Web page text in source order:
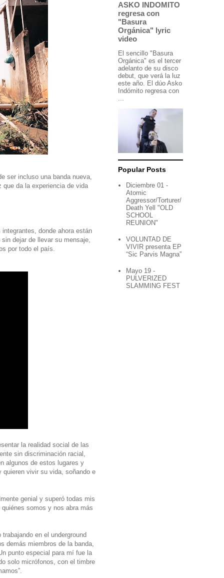
ser incluso una banda nueva,
da la experiencia de vida
donde ahora están
dejar de llevar su mensaje,
por todo el país.
la realidad social de las
sin discriminación racial,
algunos de estos lugares y
vivir su vida, soñando e
genial y superó todas mis
somos y nos abra más
en el underground
demás miembros de la banda,
punto especial para mí fue la
solo micrófonos, con el timbre
ASKO INDOMITO
regresa con
"Basura
Orgánica" lyric
video
El sencillo "Basura
Orgánica" es el tercer
adelanto de su disco
debut, que verá la luz
este año. El dúo Asko
Indómito regresa con
...
Popular Posts
Diciembre 01 -
Atomic
Aggressor/Torturer/
Death Yell "OLD
SCHOOL
REUNION"
VOLUNTAD DE
VIVIR presenta EP
“Sic Parvis Magna”
Mayo 19 -
PULVERIZED
SLAMMING FEST